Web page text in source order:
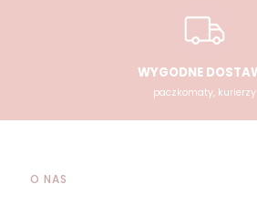
WYGODNE
paczkomaty, kurierzy
O NAS